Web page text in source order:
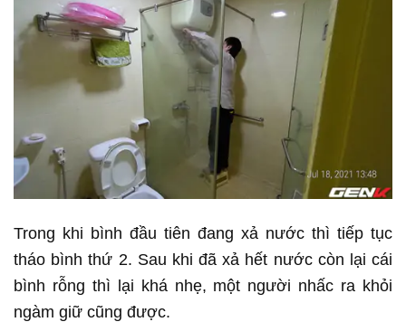
Trong khi bình đầu tiên đang xả nước thì tiếp tục
tháo bình thứ 2. Sau khi đã xả hết nước còn lại cái
bình rỗng thì lại khá nhẹ, một người nhấc ra khỏi
ngàm giữ cũng được.